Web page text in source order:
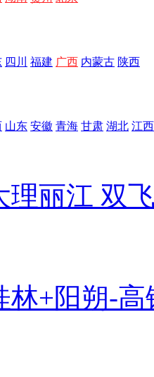
四川 福建 广西 内蒙古 陕西
山东 安徽 青海 甘肃 湖北 江西
理丽江 双
林+阳朔-高